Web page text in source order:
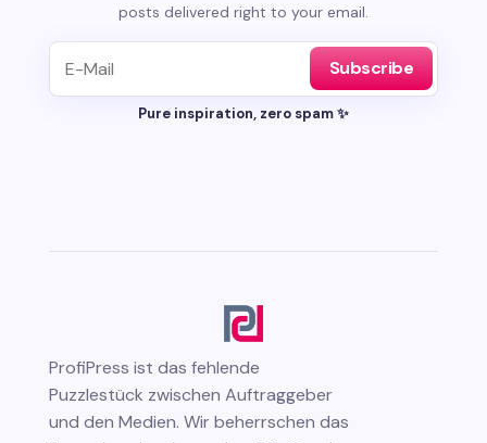
posts delivered right to your email.
Subscribe
Pure inspiration, zero spam ✨
ProfiPress ist das fehlende
Puzzlestück zwischen Auftraggeber
und den Medien. Wir beherrschen das